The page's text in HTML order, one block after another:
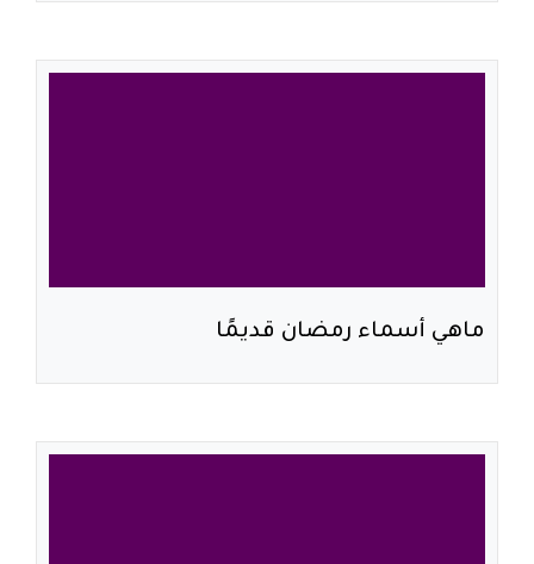
ماهي أسماء رمضان قديمًا